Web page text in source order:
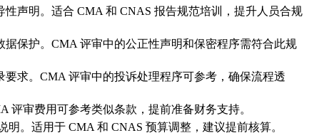
声明。适合 CMA 和 CNAS 报告规范培训，提升人员合规
保护。CMA 评审中的公正性声明和保密程序需符合此规
求。CMA 评审中的投诉处理程序可参考，确保流程透
评审费用可参考类似条款，提前准备财务支持。
。适用于 CMA 和 CNAS 预算调整，建议提前核算。